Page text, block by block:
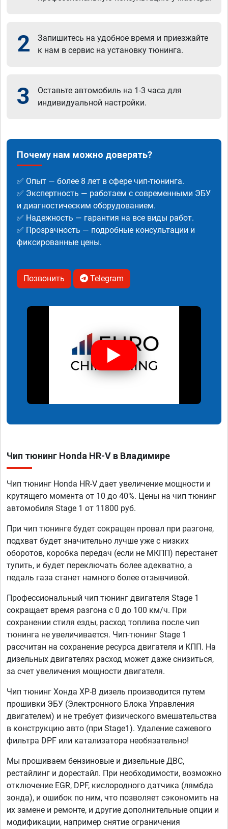
2
Запишитесь на удобное время и приезжайте
к нам в сервис на установку тюнинга.
3
Оставьте автомобиль на 1-3 часа для
индивидуальной настройки.
Почему нам можно доверять?
✅ Опыт — более 8 лет в сфере чип-тюнинга.
✅ Экспертность — работаем с современными ЭБУ
и диагностическим оборудованием.
✅ Надежность — гарантия на все виды работ.
✅ Прозрачность — подробные консультации и
фиксированные цены.
Позвонить Telegram
Чип тюнинг Honda HR-V в Владимире
Чип тюнинг Honda HR-V дает увеличение мощности и
крутящего момента от 10 до 40%. Цены на чип тюнинг
автомобиля Stage 1 от 11800 руб.
При чип тюнинге будет сокращен провал при разгоне,
подхват будет значительно лучше уже с низких
оборотов, коробка передач (если не МКПП) перестанет
тупить, и будет переключать более адекватно, а
педаль газа станет намного более отзывчивой.
Профессиональный чип тюнинг двигателя Stage 1
сокращает время разгона с 0 до 100 км/ч. При
сохранении стиля езды, расход топлива после чип
тюнинга не увеличивается. Чип-тюнинг Stage 1
рассчитан на сохранение ресурса двигателя и КПП. На
дизельных двигателях расход может даже снизиться,
за счет увеличения мощности двигателя.
Чип тюнинг Хонда ХР-В дизель производится путем
прошивки ЭБУ (Электронного Блока Управления
двигателем) и не требует физического вмешательства
в конструкцию авто (при Stage1). Удаление сажевого
фильтра DPF или катализатора необязательно!
Мы прошиваем бензиновые и дизельные ДВС,
рестайлинг и дорестайл. При необходимости, возможно
отключение EGR, DPF, кислородного датчика (лямбда
зонда), и ошибок по ним, что позволяет сэкономить на
их замене и ремонте, и другие дополнительные опции и
модификации, например снятие ограничения